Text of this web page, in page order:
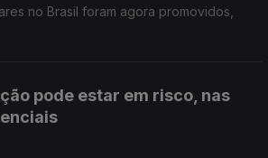
no Brasil foram agora promovidos,
pode estar em risco, nas